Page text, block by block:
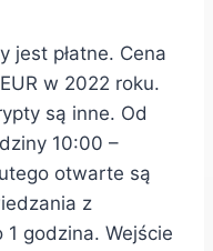
jest płatne. Cena
w 2022 roku.
są inne. Od
10:00 –
otwarte są
z
1 godzina. Wejście